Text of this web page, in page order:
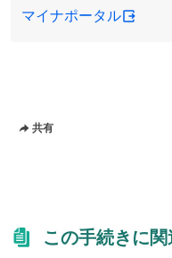
マイナポータル
共有
この手続きに